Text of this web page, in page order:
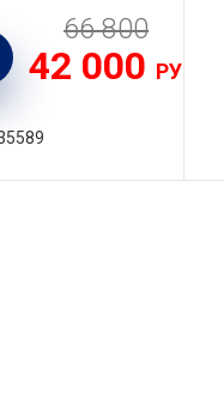
66 800
42 000 РУБ.